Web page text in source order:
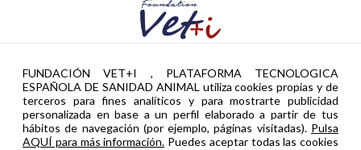
AYUDA PTR2024-002951 FINANCIADA POR
FUNDACIÓN VET+I , PLATAFORMA TECNOLOGICA
ESPAÑOLA DE SANIDAD ANIMAL utiliza cookies propias y de
terceros para fines analíticos y para mostrarte publicidad
personalizada en base a un perfil elaborado a partir de tus
hábitos de navegación (por ejemplo, páginas visitadas). Pulsa
AQUÍ para más información. Puedes aceptar todas las cookies